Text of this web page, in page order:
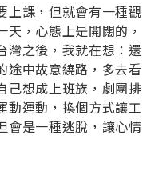
上課，但就會有一種觀
，心態上是開闊的，
灣之後，我就在想：還
途中故意繞路，多去看
己想成上班族，劇團排
動運動，換個方式讓工
會是一種逃脫，讓心情